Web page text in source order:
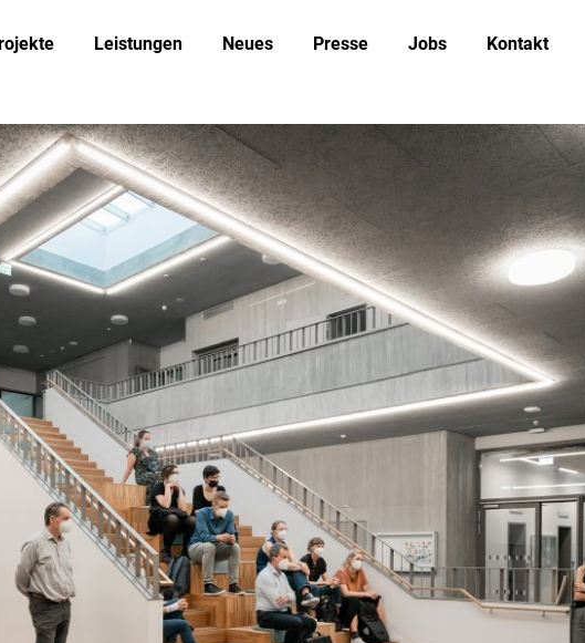
Leistungen Neues Presse Jobs Kontakt